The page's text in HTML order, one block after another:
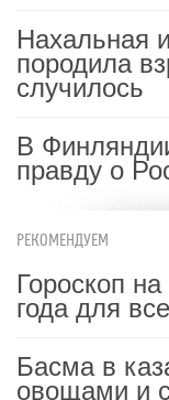
Нахальная
породила
случилось
В
правду о
РЕКОМЕНДУЕМ
Гороскоп
года для
Басма в
овощами и